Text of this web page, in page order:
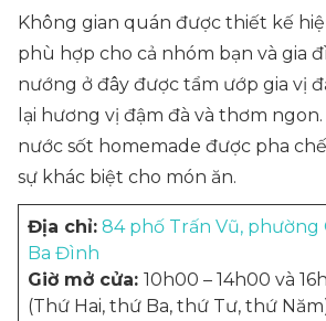
Không gian quán được thiết kế
phù hợp cho cả nhóm bạn và gia
nướng ở đây được tẩm ướp gia vị
lại hương vị đậm đà và thơm
nước sốt homemade được pha
sự khác biệt cho món ăn.
Địa chỉ: 84 phố Trấn Vũ, phường
Ba Đình
Giờ mở cửa: 10h00 – 14h00 và
(Thứ Hai, thứ Ba, thứ Tư, thứ